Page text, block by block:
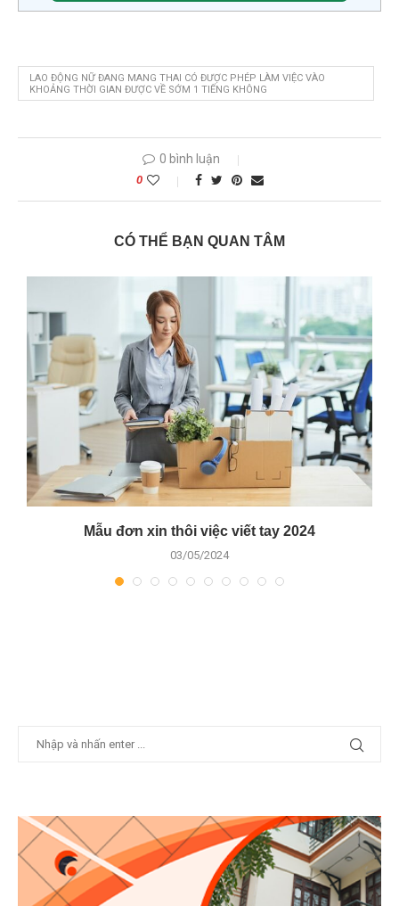
LAO ĐỘNG NỮ ĐANG MANG THAI CÓ ĐƯỢC PHÉP LÀM VIỆC VÀO
KHOẢNG THỜI GIAN ĐƯỢC VỀ SỚM 1 TIẾNG KHÔNG
0 bình luận
0
CÓ THỂ BẠN QUAN TÂM
Mẫu đơn xin thôi việc viết tay 2024
03/05/2024